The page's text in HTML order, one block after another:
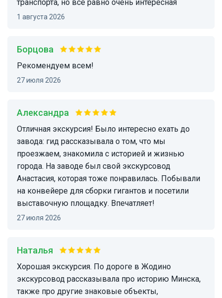
транспорта, но всё равно очень интересная
1 августа 2026
Борцова
Рекомендуем всем!
27 июля 2026
Александра
Отличная экскурсия! Было интересно ехать до
завода: гид рассказывала о том, что мы
проезжаем, знакомила с историей и жизнью
города. На заводе был свой экскурсовод
Анастасия, которая тоже понравилась. Побывали
на конвейере для сборки гигантов и посетили
выставочную площадку. Впечатляет!
27 июля 2026
Наталья
Хорошая экскурсия. По дороге в Жодино
экскурсовод рассказывала про историю Минска,
также про другие знаковые объекты,